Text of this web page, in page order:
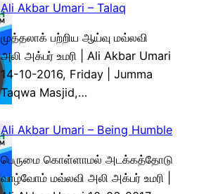
Ali Akbar Umari – Talaq
முத்தலாக் பற்றிய ஆய்வு மவ்லவி
அலி அக்பர் உமரி | Ali Akbar Umari
14-10-2016, Friday | Jumma
Taqwa Masjid,…
Ali Akbar Umari – Being Humble
பெருமை கொள்ளாமல் அடக்கத்தோடு
வாழ்வோம் மவ்லவி அலி அக்பர் உமரி |